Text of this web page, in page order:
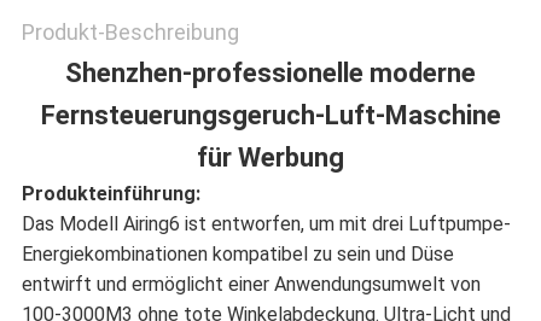
DATENSCHUTZRICHTLINIE
Produkt-Beschreibung
Shenzhen-professionelle moderne
Fernsteuerungsgeruch-Luft-Maschine
für Werbung
Produkteinführung:
Das Modell Airing6 ist entworfen, um mit drei Luftpumpe-
Energiekombinationen kompatibel zu sein und Düse
entwirft und ermöglicht einer Anwendungsumwelt von
100-3000M3 ohne tote Winkelabdeckung. Ultra-Licht und